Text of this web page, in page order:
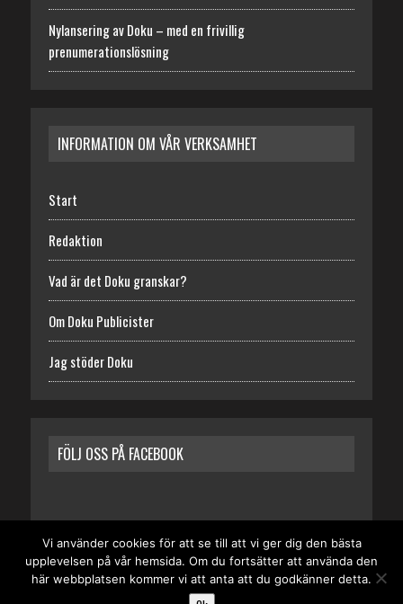
Nylansering av Doku – med en frivillig
prenumerationslösning
INFORMATION OM VÅR VERKSAMHET
Start
Redaktion
Vad är det Doku granskar?
Om Doku Publicister
Jag stöder Doku
FÖLJ OSS PÅ FACEBOOK
START REDAKTION
VAD ÄR DET DOKU GRANSKAR?
OM DOKU PUBLICISTER
JAG STÖDER DOKU
Vi använder cookies för att se till att vi ger dig den bästa
upplevelsen på vår hemsida. Om du fortsätter att använda den
här webbplatsen kommer vi att anta att du godkänner detta.